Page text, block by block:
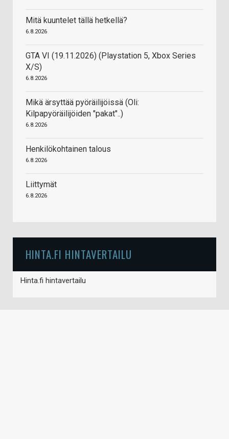
Mitä kuuntelet tällä hetkellä?
6.8.2026
GTA VI (19.11.2026) (Playstation 5, Xbox Series
X/S)
6.8.2026
Mikä ärsyttää pyöräilijöissä (Oli:
Kilpapyöräilijöiden "pakat"..)
6.8.2026
Henkilökohtainen talous
6.8.2026
Liittymät
6.8.2026
HINTA.FI HINTAVERTAILU
Hinta.fi hintavertailu